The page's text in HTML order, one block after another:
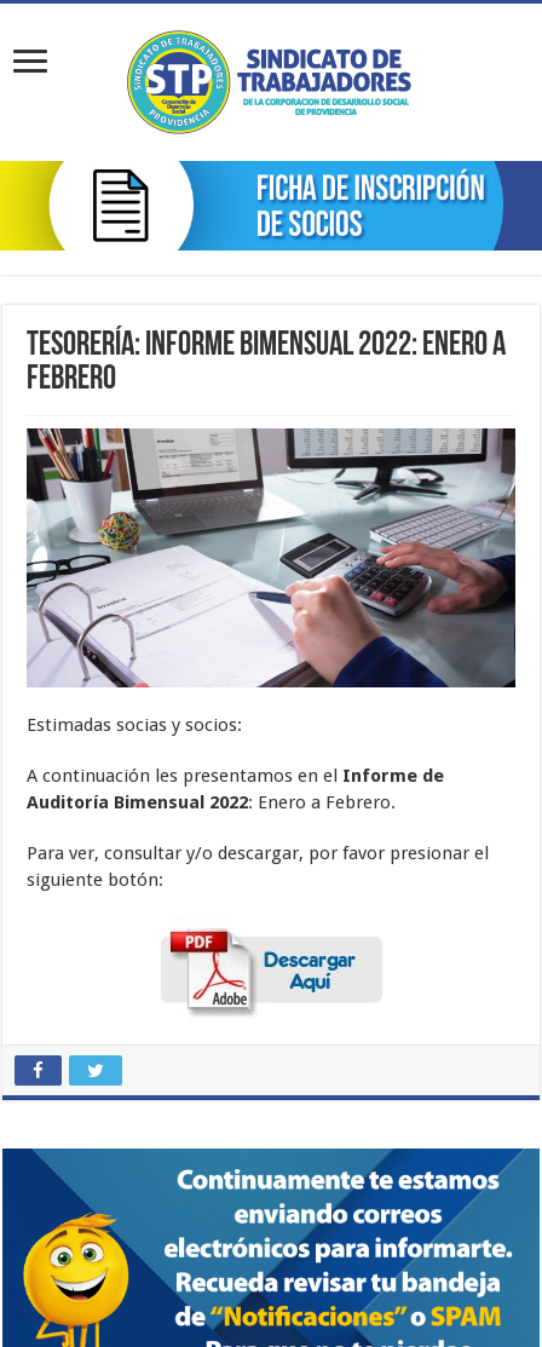
Tesorería: Informe Bimensual 2022: Enero a
Febrero
Estimadas socias y socios:
A continuación les presentamos en el Informe de
Auditoría Bimensual 2022: Enero a Febrero.
Para ver, consultar y/o descargar, por favor presionar el
siguiente botón: